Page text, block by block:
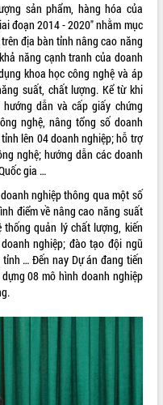
sản phẩm, hàng hóa của
đoạn 2014 - 2020" nhằm mục
địa bàn tỉnh nâng cao năng
năng cạnh tranh của doanh
khoa học công nghệ và áp
suất, chất lượng. Kể từ khi
dẫn và cấp giấy chứng
nghệ, nâng tổng số doanh
lên 04 doanh nghiệp; hỗ trợ
nghệ; hướng dẫn các doanh
gia …
nghiệp thông qua một số
điểm về nâng cao năng suất
quản lý chất lượng, kiến
nghiệp; đào tạo đội ngũ
… Đến nay Dự án đang tiến
08 mô hình doanh nghiệp